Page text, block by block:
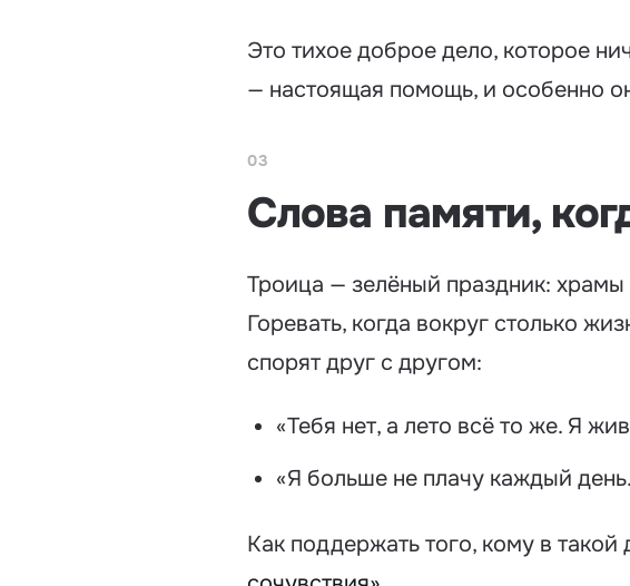
Это тихое доброе дело, которое
— настоящая помощь, и особенно
03
Слова памяти,
Троица — зелёный праздник:
Горевать, когда вокруг столько
спорят друг с другом:
«Тебя нет, а лето всё то же. Я
«Я больше не плачу каждый
Как поддержать того, кому в такой